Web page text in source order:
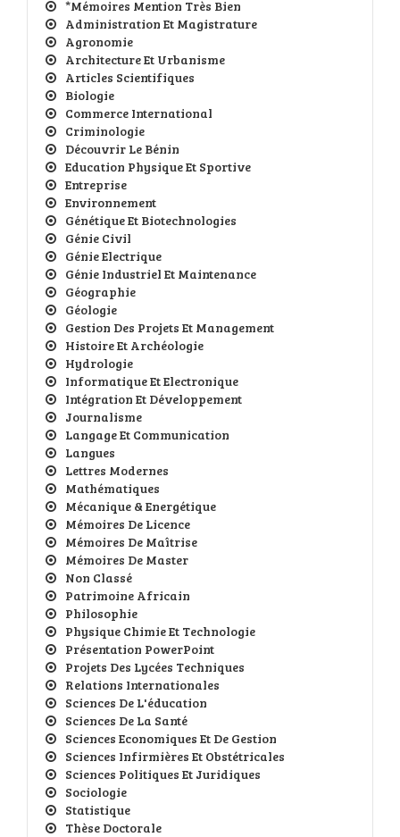
*Mémoires Mention Très Bien
Administration Et Magistrature
Agronomie
Architecture Et Urbanisme
Articles Scientifiques
Biologie
Commerce International
Criminologie
Découvrir Le Bénin
Education Physique Et Sportive
Entreprise
Environnement
Génétique Et Biotechnologies
Génie Civil
Génie Electrique
Génie Industriel Et Maintenance
Géographie
Géologie
Gestion Des Projets Et Management
Histoire Et Archéologie
Hydrologie
Informatique Et Electronique
Intégration Et Développement
Journalisme
Langage Et Communication
Langues
Lettres Modernes
Mathématiques
Mécanique & Energétique
Mémoires De Licence
Mémoires De Maîtrise
Mémoires De Master
Non Classé
Patrimoine Africain
Philosophie
Physique Chimie Et Technologie
Présentation PowerPoint
Projets Des Lycées Techniques
Relations Internationales
Sciences De L'éducation
Sciences De La Santé
Sciences Economiques Et De Gestion
Sciences Infirmières Et Obstétricales
Sciences Politiques Et Juridiques
Sociologie
Statistique
Thèse Doctorale